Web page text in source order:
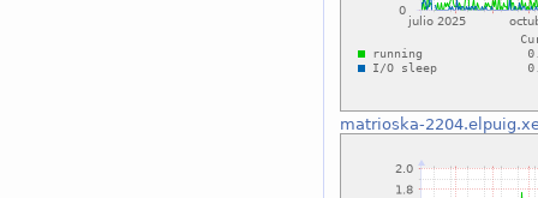
matrioska-